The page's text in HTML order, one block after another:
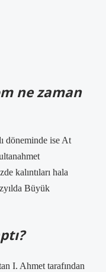
ne zaman
döneminde ise At
kalıntıları hala
Büyük
I. Ahmet tarafından